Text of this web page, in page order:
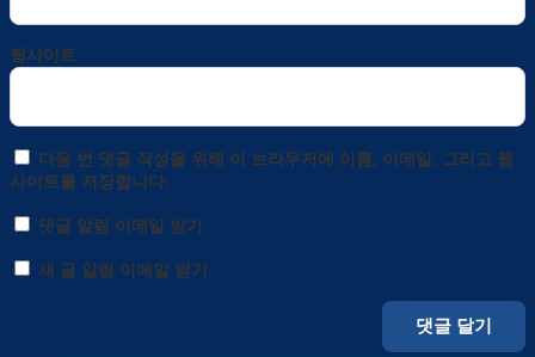
웹사이트
다음 번 댓글 작성을 위해 이 브라우저에 이름, 이메일, 그리고 웹
사이트를 저장합니다.
댓글 알림 이메일 받기
새 글 알림 이메일 받기